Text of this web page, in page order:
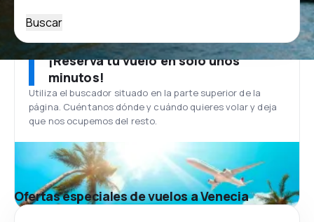
Buscar
¡Reserva tu vuelo en solo unos
minutos!
Utiliza el buscador situado en la parte superior de la
página. Cuéntanos dónde y cuándo quieres volar y deja
que nos ocupemos del resto.
Ofertas especiales de vuelos a Venecia